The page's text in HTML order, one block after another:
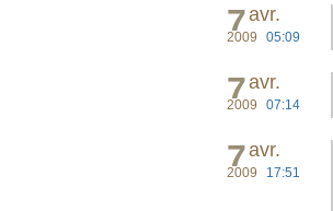
7avr.
2009 05:09
7avr.
2009 07:14
7avr.
2009 17:51